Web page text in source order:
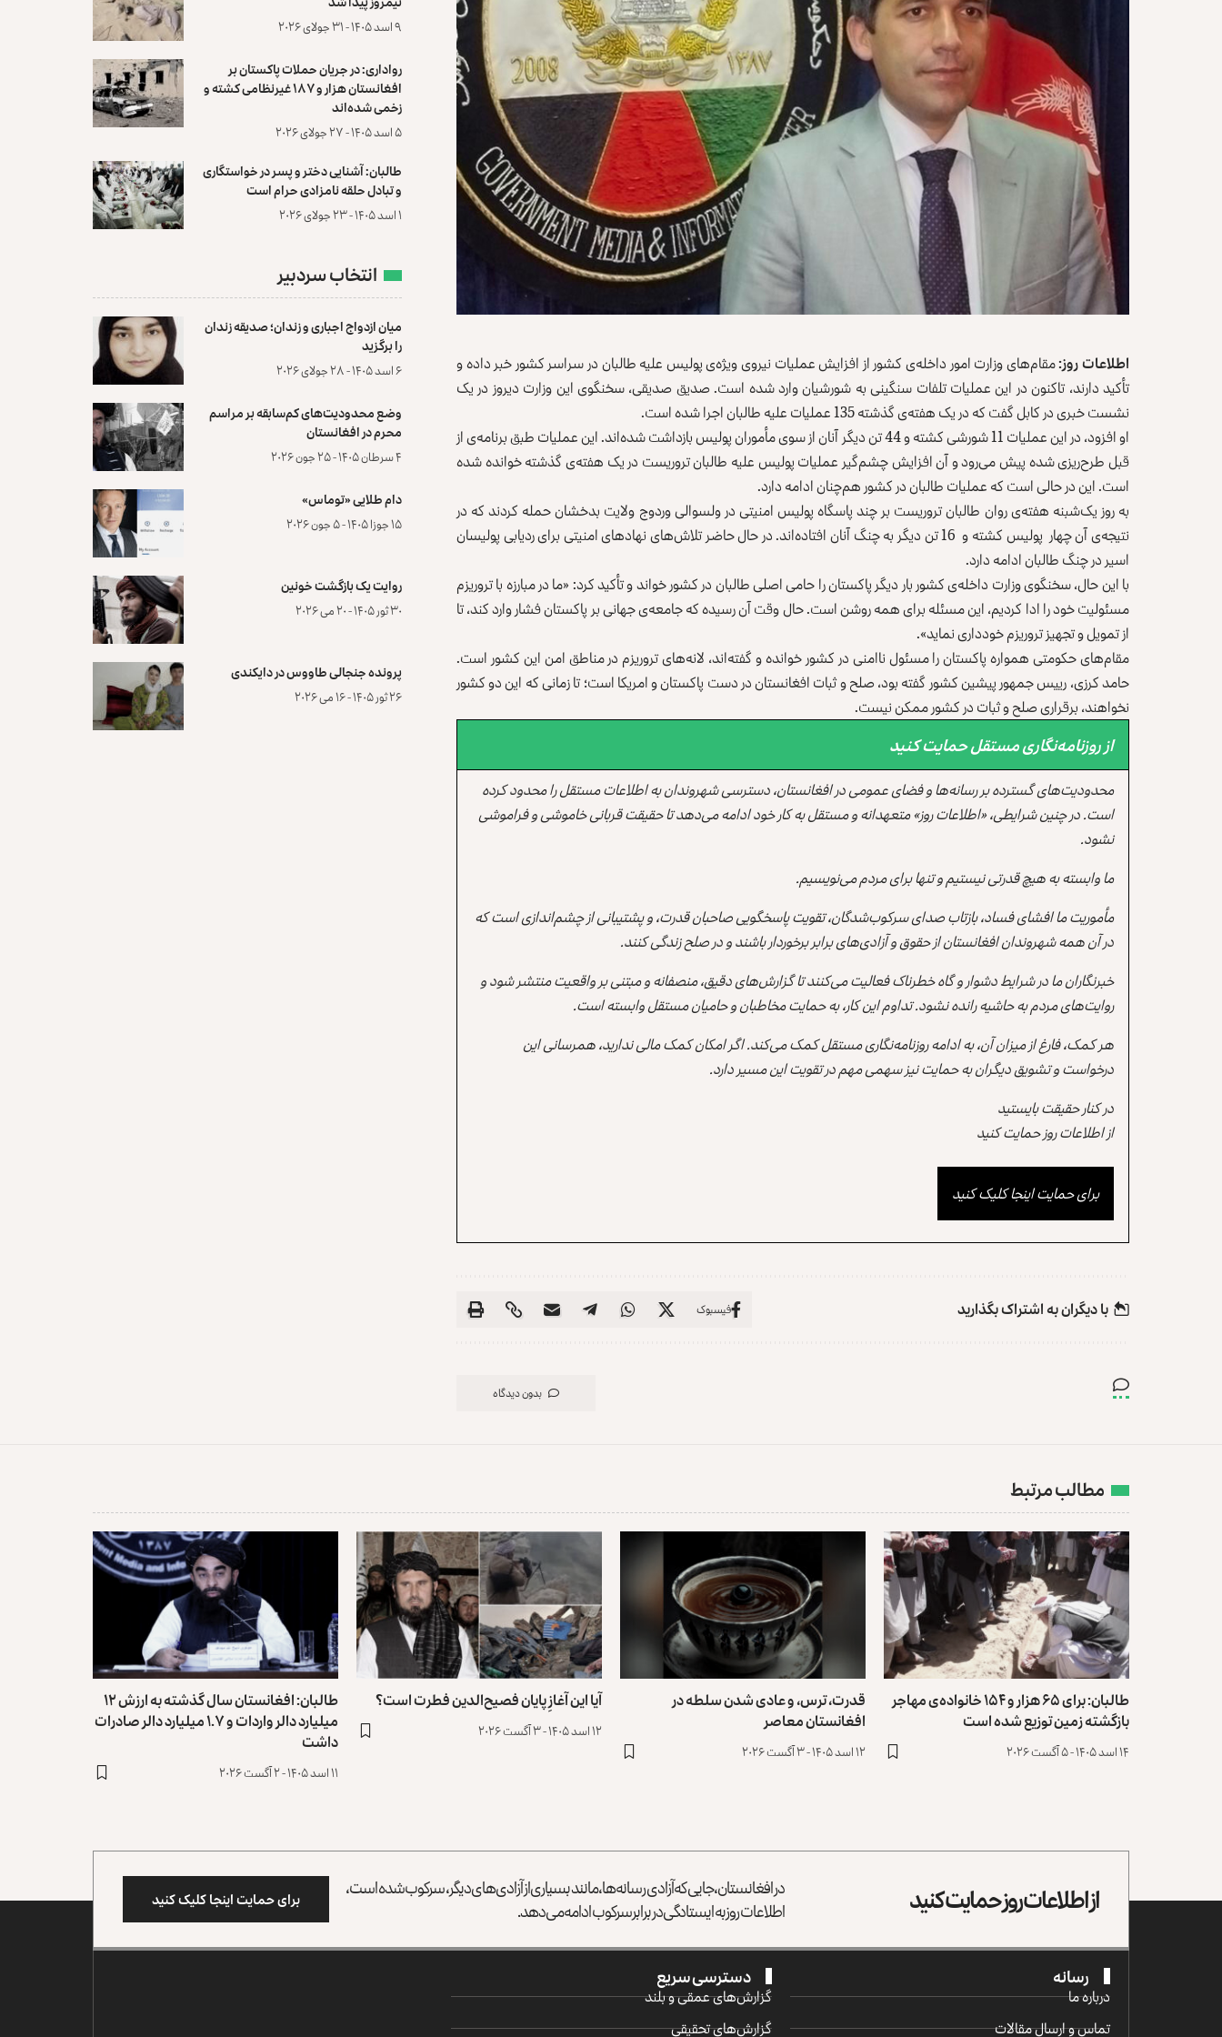
اطلاعات روز:مقام‌های وزارت امور داخله‌‌ی کشور از افزایش عملیات نیروی ویژه‌ی پولیس علیه طالبان در سراسر کشور خبر داده و
تأکید دارند، تاکنون در این عملیات تلفات سنگینی به شورشیان وارد شده است. صدیق صدیقی، سخنگوی این وزارت دیروز در یک
نشست خبری در کابل گفت که در یک هفته‌ی گذشته 135 عملیات علیه طالبان اجرا شده است.
او افزود، در این عملیات 11 شورشی کشته و 44 تن دیگر آنان از سوی مأموران پولیس بازداشت شده‌اند. این عملیات طبق برنامه‌ی از
قبل طرح‌ریزی شده پیش می‌رود و آن افزایش چشم‌گیر عملیات پولیس علیه طالبان تروریست در یک هفته‌ی گذشته خوانده شده
است. این در حالی است که عملیات طالبان در کشور هم‌چنان ادامه دارد.
به روز یک‌شبنه هفته‌ی روان طالبان تروریست بر چند پاسگاه پولیس امنیتی در ولسوالی وردوج ولایت بدخشان حمله کردند که در
نتیجه‌ی آن چهار پولیس کشته و 16 تن دیگر به چنگ آنان افتاده‌‌اند. در حال حاضر تلاش‌های نهادهای امنیتی برای ردیابی پولیسان
اسیر در چنگ طالبان ادامه دارد.
با این حال، سخنگوی وزارت داخله‌ی کشور بار دیگر پاکستان را حامی اصلی طالبان در کشور خواند و تأکید کرد: «ما در مبارزه با تروریزم
مسئولیت خود را ادا کردیم، این مسئله برای همه‌ روشن است. حال وقت آن رسیده که جامعه‌ی جهانی بر پاکستان فشار وارد کند، تا
از تمویل و تجهیز تروریزم خودداری نماید».
مقام‌های حکومتی همواره پاکستان را مسئول ناامنی در کشور خوانده و گفته‌اند، لانه‌های تروریزم در مناطق امن این کشور است.
حامد کرزی، رییس جمهور پیشین کشور گفته بود، صلح و ثبات افغانستان در دست پاکستان و امریکا است؛ تا زمانی که این دو کشور
نخواهند، برقراری صلح و ثبات در کشور ممکن نیست.
از روزنامه‌نگاری مستقل حمایت کنید
محدودیت‌های گسترده بر رسانه‌ها و فضای عمومی در افغانستان، دسترسی شهروندان به اطلاعات مستقل را محدود کرده
است. در چنین شرایطی، «اطلاعات روز» متعهدانه و مستقل به کار خود ادامه می‌دهد تا حقیقت قربانی خاموشی و فراموشی
نشود.
ما وابسته به هیچ قدرتی نیستیم و تنها برای مردم می‌نویسیم.
مأموریت ما افشای فساد، بازتاب صدای سرکوب‌شدگان، تقویت پاسخگویی صاحبان قدرت، و پشتیبانی از چشم‌اندازی است که
در آن همه شهروندان افغانستان از حقوق و آزادی‌های برابر برخوردار باشند و در صلح زندگی کنند.
خبرنگاران ما در شرایط دشوار و گاه خطرناک فعالیت می‌کنند تا گزارش‌های دقیق، منصفانه و مبتنی بر واقعیت منتشر شود و
روایت‌های مردم به حاشیه رانده نشود. تداوم این کار، به حمایت مخاطبان و حامیان مستقل وابسته است.
هر کمک، فارغ از میزان آن، به ادامه روزنامه‌نگاری مستقل کمک می‌کند. اگر امکان کمک مالی ندارید، همرسانی این
درخواست و تشویق دیگران به حمایت نیز سهمی مهم در تقویت این مسیر دارد.
در کنار حقیقت بایستید
از اطلاعات روز حمایت کنید
برای حمایت اینجا کلیک کنید
با دیگران به‌‌ اشتراک بگذارید فیسبوک
بدون دیدگاه
۹ اسد ۱۴۰۵ - ۳۱ جولای ۲۰۲۶
رواداری: در جریان حملات پاکستان بر
افغانستان هزار و ۱۸۷ غیرنظامی کشته و
زخمی شده‌اند
۵ اسد ۱۴۰۵ - ۲۷ جولای ۲۰۲۶
طالبان: آشنایی دختر و پسر در خواستگاری
و تبادل حلقه نامزادی حرام است
۱ اسد ۱۴۰۵ - ۲۳ جولای ۲۰۲۶
انتخاب سردبیر
میان ازدواج اجباری و زندان؛ صدیقه زندان
را برگزید
۶ اسد ۱۴۰۵ - ۲۸ جولای ۲۰۲۶
وضع محدودیت‌های کم‌سابقه بر مراسم
محرم در افغانستان
۴ سرطان ۱۴۰۵ - ۲۵ جون ۲۰۲۶
دام طلایی «توماس»
۱۵ جوزا ۱۴۰۵ - ۵ جون ۲۰۲۶
روایت یک بازگشت خونین
۳۰ ثور ۱۴۰۵ - ۲۰ می ۲۰۲۶
پرونده‌ جنجالی طاووس در دایکندی
۲۶ ثور ۱۴۰۵ - ۱۶ می ۲۰۲۶
مطالب مرتبط
طالبان: برای ۶۵ هزار و ۱۵۴ خانواده‌ی مهاجر
بازگشته زمین توزیع ‏شده است
۱۴ اسد ۱۴۰۵ - ۵ آگست ۲۰۲۶
قدرت، ترس، و عادی ‌شدن سلطه در
افغانستان معاصر
۱۲ اسد ۱۴۰۵ - ۳ آگست ۲۰۲۶
آیا این آغازِ پایان فصیح‌الدین فطرت است؟
۱۲ اسد ۱۴۰۵ - ۳ آگست ۲۰۲۶
طالبان: افغانستان سال گذشته به ارزش ۱۲
میلیارد دالر واردات و ۱.۷ میلیارد دالر صادرات
داشت
۱۱ اسد ۱۴۰۵ - ۲ آگست ۲۰۲۶
از اطلاعات روز حمایت کنید در افغانستان، جایی که آزادی رسانه‌ها، مانند بسیاری از آزادی‌های دیگر، سرکوب شده است،
اطلاعات روز به ایستادگی در برابر سرکوب ادامه می‌دهد. برای حمایت اینجا کلیک کنید
رسانه
درباره ما
تماس و ارسال مقالات
دسترسی سریع
گزارش‌‌های عمقی و بلند
گزارش‌های تحقیقی